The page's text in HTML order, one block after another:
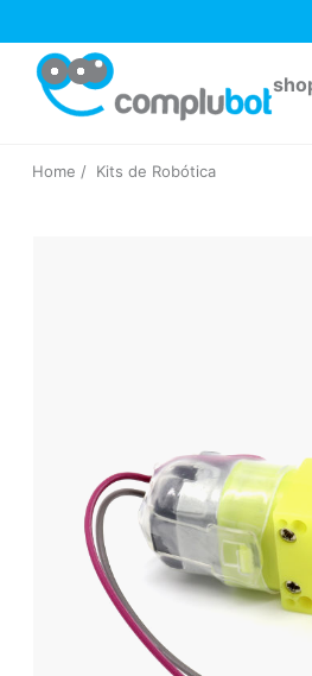
Home Kits de Robótica